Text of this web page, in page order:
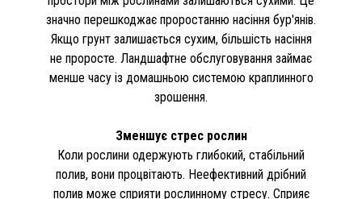
значно перешкоджає проростанню насіння бур'янів.
Якщо грунт залишається сухим, більшість насіння
не проросте. Ландшафтне обслуговування займає
менше часу із домашньою системою краплинного
зрошення.
Зменшує стрес рослин
Коли рослини одержують глибокий, стабільний
полив, вони процвітають. Неефективний дрібний
полив може сприяти рослинному стресу. Сприяє